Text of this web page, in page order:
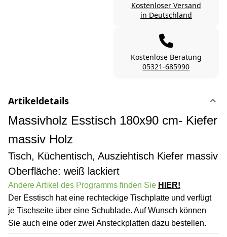
Kostenloser Versand
in Deutschland
Kostenlose Beratung
05321-685990
Artikeldetails
Massivholz Esstisch 180x90 cm- Kiefer
massiv Holz
Tisch, Küchentisch, Ausziehtisch Kiefer massiv
Oberfläche: weiß lackiert
Andere Artikel des Programms finden Sie HIER!
Der Esstisch hat eine rechteckige Tischplatte und verfügt
je Tischseite über eine Schublade. Auf Wunsch können
Sie auch eine oder zwei Ansteckplatten dazu bestellen.